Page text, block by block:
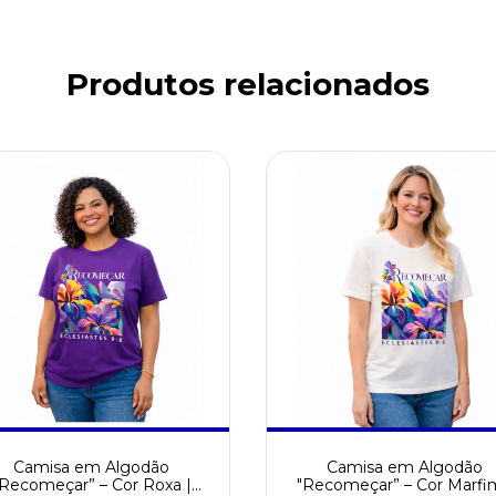
Produtos relacionados
Camisa em Algodão
– Cor Roxa |
Camisa em Algodão
"Recomeçar” – Cor